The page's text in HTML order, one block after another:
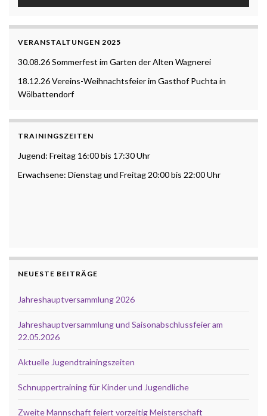
VERANSTALTUNGEN 2025
30.08.26 Sommerfest im Garten der Alten Wagnerei
18.12.26 Vereins-Weihnachtsfeier im Gasthof Puchta in
Wölbattendorf
TRAININGSZEITEN
Jugend: Freitag 16:00 bis 17:30 Uhr
Erwachsene: Dienstag und Freitag 20:00 bis 22:00 Uhr
NEUESTE BEITRÄGE
Jahreshauptversammlung 2026
Jahreshauptversammlung und Saisonabschlussfeier am
22.05.2026
Aktuelle Jugendtrainingszeiten
Schnuppertraining für Kinder und Jugendliche
Zweite Mannschaft feiert vorzeitig Meisterschaft